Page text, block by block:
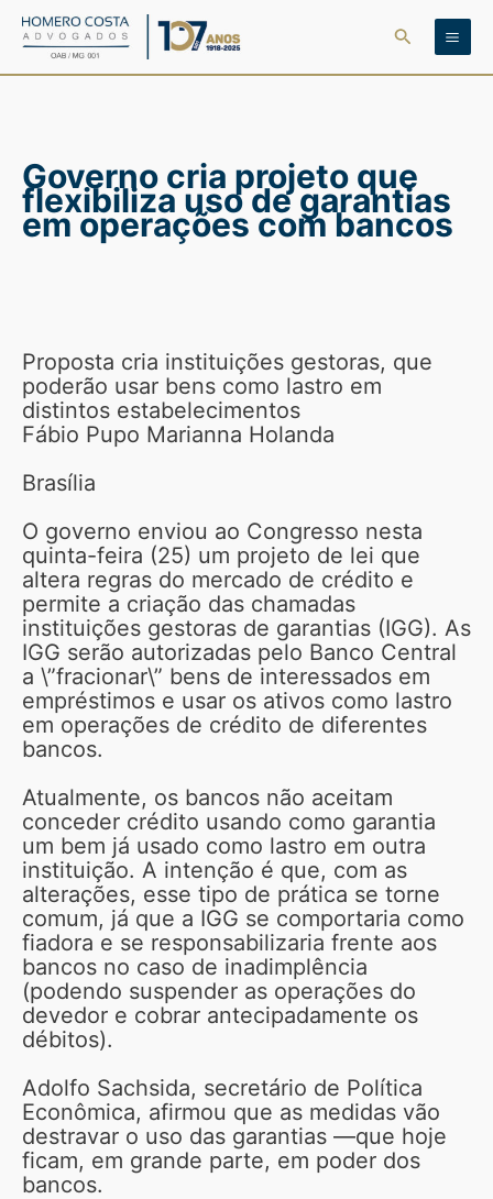
para
Pesquisar
Governo cria projeto que
flexibiliza uso de garantias
em operações com bancos
Proposta cria instituições gestoras, que
poderão usar bens como lastro em
distintos estabelecimentos
Fábio Pupo Marianna Holanda
Brasília
O governo enviou ao Congresso nesta
quinta-feira (25) um projeto de lei que
altera regras do mercado de crédito e
permite a criação das chamadas
instituições gestoras de garantias (IGG). As
IGG serão autorizadas pelo Banco Central
a \”fracionar\” bens de interessados em
empréstimos e usar os ativos como lastro
em operações de crédito de diferentes
bancos.
Atualmente, os bancos não aceitam
conceder crédito usando como garantia
um bem já usado como lastro em outra
instituição. A intenção é que, com as
alterações, esse tipo de prática se torne
comum, já que a IGG se comportaria como
fiadora e se responsabilizaria frente aos
bancos no caso de inadimplência
(podendo suspender as operações do
devedor e cobrar antecipadamente os
débitos).
Adolfo Sachsida, secretário de Política
Econômica, afirmou que as medidas vão
destravar o uso das garantias —que hoje
ficam, em grande parte, em poder dos
bancos.